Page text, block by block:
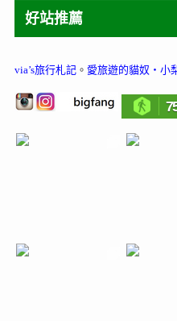
好站推薦
via’s旅行札記。 愛旅遊的貓奴‧小